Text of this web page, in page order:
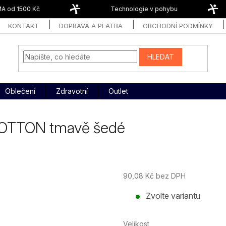
od 1500 Kč Technologie v pohybu
KONTAKT DOPRAVA A PLATBA OBCHODNÍ PODMÍNKY
HLEDAT
Oblečení Zdravotní Outlet
tmavě šedé
90,08 Kč bez DPH
cena:
Zvolte variantu
Velikost